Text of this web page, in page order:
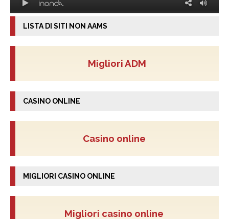
LISTA DI SITI NON AAMS
Migliori ADM
CASINO ONLINE
Casino online
MIGLIORI CASINO ONLINE
Migliori casino online